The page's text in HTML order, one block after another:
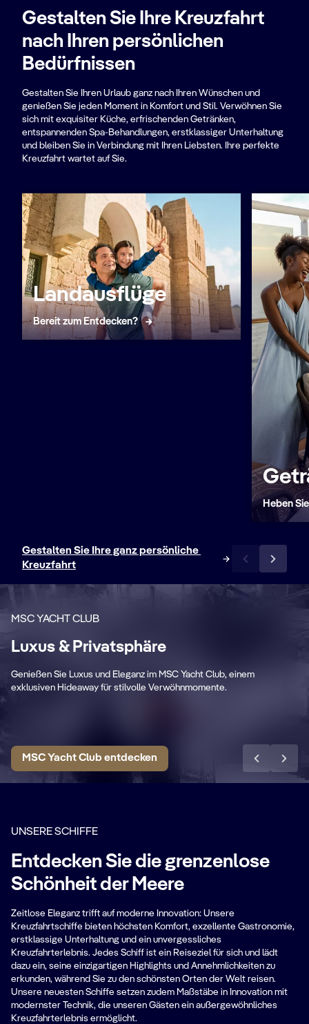
Gestalten Sie Ihre Kreuzfahrt
nach Ihren persönlichen
Bedürfnissen
Gestalten Sie Ihren Urlaub ganz nach Ihren Wünschen und
genießen Sie jeden Moment in Komfort und Stil. Verwöhnen Sie
sich mit exquisiter Küche, erfrischenden Getränken,
entspannenden Spa-Behandlungen, erstklassiger Unterhaltung
und bleiben Sie in Verbindung mit Ihren Liebsten. Ihre perfekte
Kreuzfahrt wartet auf Sie.
Landausflüge
Bereit zum Entdecken?
Heben
Gestalten Sie Ihre ganz persönliche
Kreuzfahrt
MSC YACHT CLUB
Luxus & Privatsphäre
Genießen Sie Luxus und Eleganz im MSC Yacht Club, einem
exklusiven Hideaway für stilvolle Verwöhnmomente.
Private Bereiche
Exklusive Panoramalounge, Restaurant
MSC Yacht Club entdecken
UNSERE SCHIFFE
Entdecken Sie die grenzenlose
Schönheit der Meere
Zeitlose Eleganz trifft auf moderne Innovation: Unsere
Kreuzfahrtschiffe bieten höchsten Komfort, exzellente Gastronomie,
erstklassige Unterhaltung und ein unvergessliches
Kreuzfahrterlebnis. Jedes Schiff ist ein Reiseziel für sich und lädt
dazu ein, seine einzigartigen Highlights und Annehmlichkeiten zu
erkunden, während Sie zu den schönsten Orten der Welt reisen.
Unsere neuesten Schiffe setzen zudem Maßstäbe in Innovation mit
modernster Technik, die unseren Gästen ein außergewöhnliches
Kreuzfahrterlebnis ermöglicht.